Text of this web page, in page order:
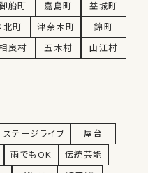
船町 嘉島町
益城町
北町 津奈木町
錦町
相良村 五木村
山江村
ステージライブ
屋台
雨でもOK
伝統芸能